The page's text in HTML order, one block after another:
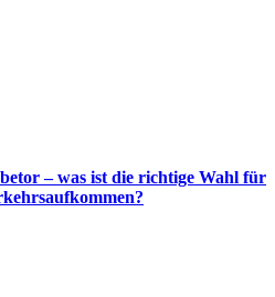
– was ist die richtige Wahl für